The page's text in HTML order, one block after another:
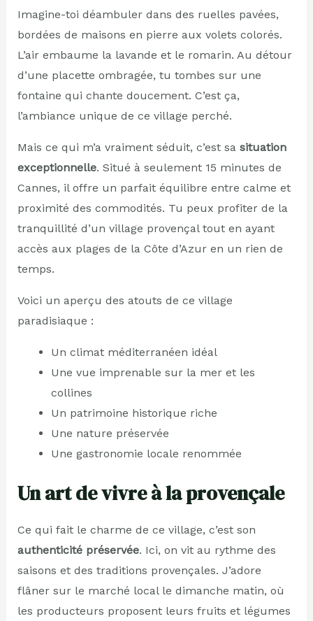
Imagine-toi déambuler dans des ruelles pavées,
bordées de maisons en pierre aux volets colorés.
L’air embaume la lavande et le romarin. Au détour
d’une placette ombragée, tu tombes sur une
fontaine qui chante doucement. C’est ça,
l’ambiance unique de ce village perché.
Mais ce qui m’a vraiment séduit, c’est sa situation
exceptionnelle. Situé à seulement 15 minutes de
Cannes, il offre un parfait équilibre entre calme et
proximité des commodités. Tu peux profiter de la
tranquillité d’un village provençal tout en ayant
accès aux plages de la Côte d’Azur en un rien de
temps.
Voici un aperçu des atouts de ce village
paradisiaque :
Un climat méditerranéen idéal
Une vue imprenable sur la mer et les
collines
Un patrimoine historique riche
Une nature préservée
Une gastronomie locale renommée
Un art de vivre à la provençale
Ce qui fait le charme de ce village, c’est son
authenticité préservée. Ici, on vit au rythme des
saisons et des traditions provençales. J’adore
flâner sur le marché local le dimanche matin, où
les producteurs proposent leurs fruits et légumes